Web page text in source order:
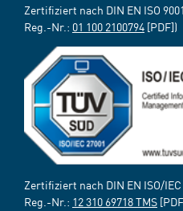
Zertifiziert nach DIN EN ISO
Reg.-Nr.: 01 100 2100794 [PDF])
Zertifiziert nach DIN EN ISO/
Reg.-Nr.: 12 310 69718 TMS